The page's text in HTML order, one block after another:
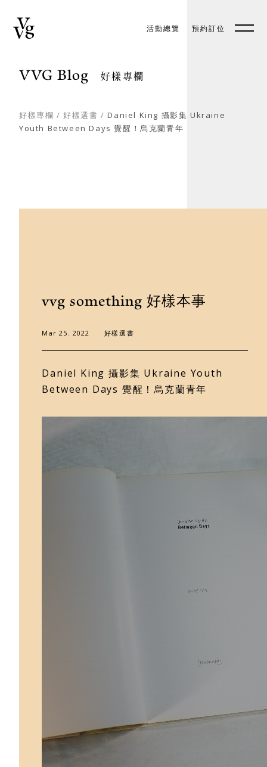
活動總覽 預約訂位
預約訂位 EN
門市據點
好樣專欄
VVG Blog 好樣專欄
好樣專欄 / 好樣選書 /Daniel King 攝影集 Ukraine
Youth Between Days 覺醒！烏克蘭青年
vvg something 好樣本事
Mar 25. 2022 好樣選書
Daniel King 攝影集 Ukraine Youth
Between Days 覺醒！烏克蘭青年